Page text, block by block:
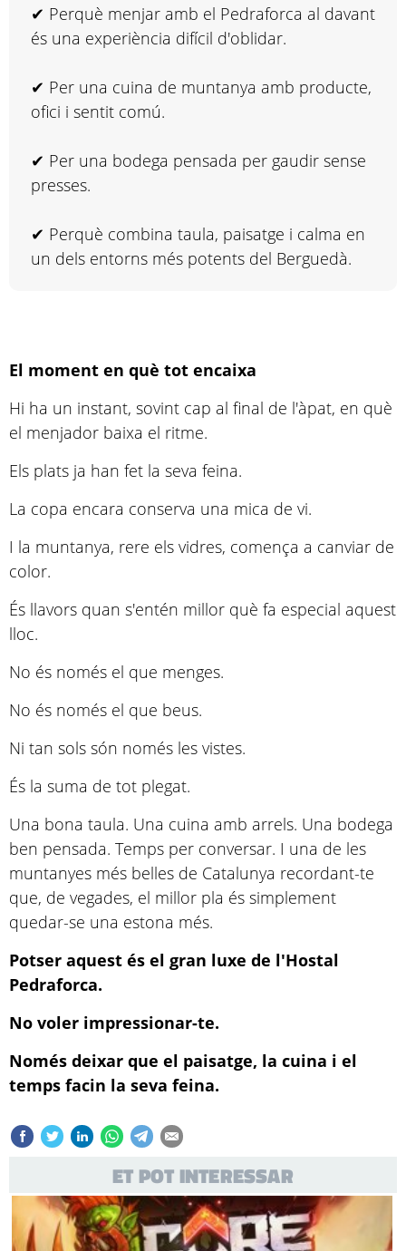
✔ Perquè menjar amb el Pedraforca al davant
és una experiència difícil d'oblidar.
✔ Per una cuina de muntanya amb producte,
ofici i sentit comú.
✔ Per una bodega pensada per gaudir sense
presses.
✔ Perquè combina taula, paisatge i calma en
un dels entorns més potents del Berguedà.
El moment en què tot encaixa
Hi ha un instant, sovint cap al final de l'àpat, en què
el menjador baixa el ritme.
Els plats ja han fet la seva feina.
La copa encara conserva una mica de vi.
I la muntanya, rere els vidres, comença a canviar de
color.
És llavors quan s'entén millor què fa especial aquest
lloc.
No és només el que menges.
No és només el que beus.
Ni tan sols són només les vistes.
És la suma de tot plegat.
Una bona taula. Una cuina amb arrels. Una bodega
ben pensada. Temps per conversar. I una de les
muntanyes més belles de Catalunya recordant-te
que, de vegades, el millor pla és simplement
quedar-se una estona més.
Potser aquest és el gran luxe de l'Hostal
Pedraforca.
No voler impressionar-te.
Només deixar que el paisatge, la cuina i el
temps facin la seva feina.
ET POT INTERESSAR